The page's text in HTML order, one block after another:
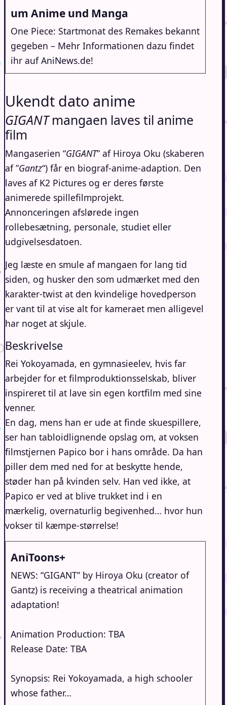
um Anime und Manga
One Piece: Startmonat des Remakes bekannt
gegeben – Mehr Informationen dazu findet
ihr auf AniNews.de!
Ukendt dato anime
GIGANTmangaen laves til anime
film
Mangaserien “GIGANT” af Hiroya Oku (skaberen
af ​​”Gantz“) får en biograf-anime-adaption. Den
laves af K2 Pictures og er deres første
animerede spillefilmprojekt.
Annonceringen afslørede ingen
rollebesætning, personale, studiet eller
udgivelsesdatoen.
Jeg læste en smule af mangaen for lang tid
siden, og husker den som udmærket med den
karakter-twist at den kvindelige hovedperson
er vant til at vise alt for kameraet men alligevel
har noget at skjule.
Beskrivelse
Rei Yokoyamada, en gymnasieelev, hvis far
arbejder for et filmproduktionsselskab, bliver
inspireret til at lave sin egen kortfilm med sine
venner.
En dag, mens han er ude at finde skuespillere,
ser han tabloidlignende opslag om, at voksen
filmstjernen Papico bor i hans område. Da han
piller dem med ned for at beskytte hende,
støder han på kvinden selv. Han ved ikke, at
Papico er ved at blive trukket ind i en
mærkelig, overnaturlig begivenhed… hvor hun
vokser til kæmpe-størrelse!
AniToons+
NEWS: “GIGANT” by Hiroya Oku (creator of
Gantz) is receiving a theatrical animation
adaptation!
Animation Production: TBA
Release Date: TBA
Synopsis: Rei Yokoyamada, a high schooler
whose father…